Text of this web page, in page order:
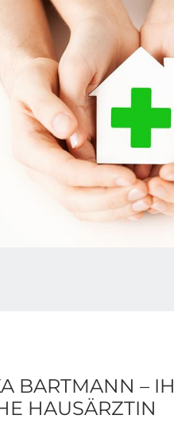
BARTMANN –
HAUSÄRZTIN